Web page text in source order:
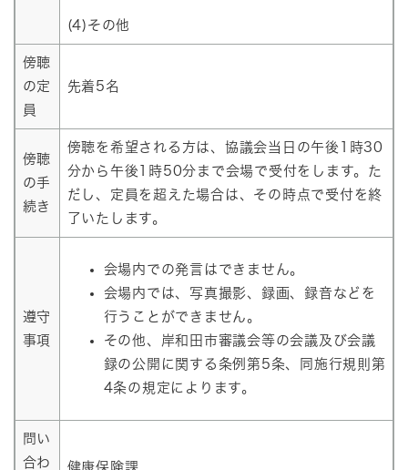
(4)その他
傍聴
の定
員
先着5名
傍聴
の手
続き
傍聴を希望される方は、協議会当日の午後1時30
分から午後1時50分まで会場で受付をします。た
だし、定員を超えた場合は、その時点で受付を終
了いたします。
遵守
事項
会場内での発言はできません。
会場内では、写真撮影、録画、録音などを
行うことができません。
その他、岸和田市審議会等の会議及び会議
録の公開に関する条例第5条、同施行規則第
4条の規定によります。
問い
合わ
健康保険課